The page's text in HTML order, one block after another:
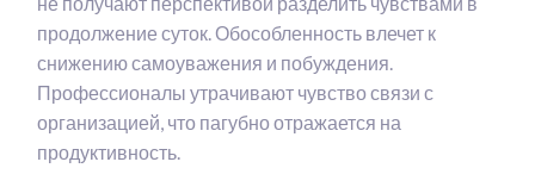
продолжение суток. Обособленность влечет к
снижению самоуважения и побуждения.
Профессионалы утрачивают чувство связи с
организацией, что пагубно отражается на
продуктивность.